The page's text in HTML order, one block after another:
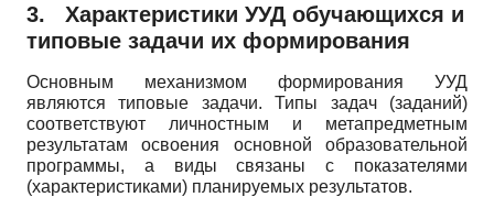
3. Характеристики УУД обучающихся и
типовые задачи их формирования
Основным механизмом формирования УУД
являются типовые задачи. Типы задач (заданий)
соответствуют личностным и метапредметным
результатам освоения основной образовательной
программы, а виды связаны с показателями
(характеристиками) планируемых результатов.